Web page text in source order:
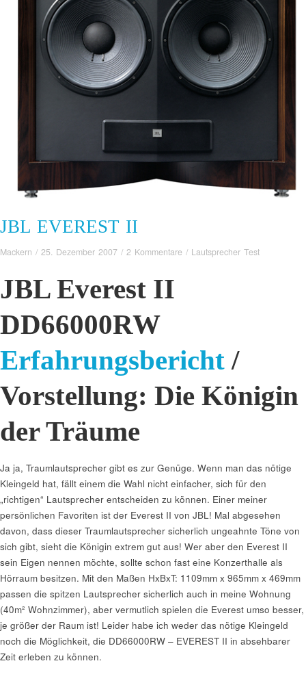
JBL EVEREST II
Mackern / 25. Dezember 2007 / 2 Kommentare / Lautsprecher Test
JBL Everest II
DD66000RW
Erfahrungsbericht /
Vorstellung: Die Königin
der Träume
Ja ja, Traumlautsprecher gibt es zur Genüge. Wenn man das nötige
Kleingeld hat, fällt einem die Wahl nicht einfacher, sich für den
„richtigen“ Lautsprecher entscheiden zu können. Einer meiner
persönlichen Favoriten ist der Everest II von JBL! Mal abgesehen
davon, dass dieser Traumlautsprecher sicherlich ungeahnte Töne von
sich gibt, sieht die Königin extrem gut aus! Wer aber den Everest II
sein Eigen nennen möchte, sollte schon fast eine Konzerthalle als
Hörraum besitzen. Mit den Maßen HxBxT: 1109mm x 965mm x 469mm
passen die spitzen Lautsprecher sicherlich auch in meine Wohnung
(40m² Wohnzimmer), aber vermutlich spielen die Everest umso besser,
je größer der Raum ist! Leider habe ich weder das nötige Kleingeld
noch die Möglichkeit, die DD66000RW – EVEREST II in absehbarer
Zeit erleben zu können.